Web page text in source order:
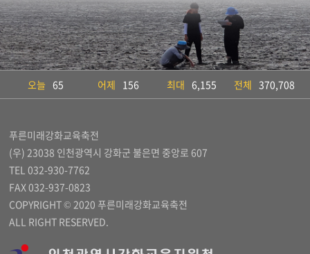
오늘 65 어제 156 최대 6,155 전체 370,708
푸른미래강화교육축전
(우) 23038 인천광역시 강화군 불은면 중앙로 607
TEL 032-930-7762
FAX 032-937-0823
COPYRIGHT © 2020 푸른미래강화교육축전
ALL RIGHT RESERVED.